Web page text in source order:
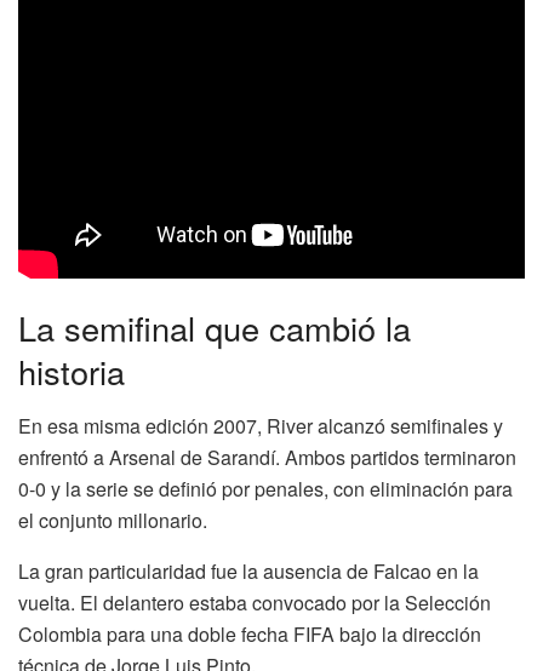
La semifinal que cambió la
historia
En esa misma edición 2007, River alcanzó semifinales y
enfrentó a Arsenal de Sarandí. Ambos partidos terminaron
0-0 y la serie se definió por penales, con eliminación para
el conjunto millonario.
La gran particularidad fue la ausencia de Falcao en la
vuelta. El delantero estaba convocado por la Selección
Colombia para una doble fecha FIFA bajo la dirección
técnica de Jorge Luis Pinto.